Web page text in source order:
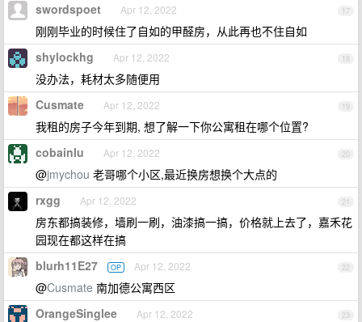
17
swordspoet Apr 12, 2022
刚刚毕业的时候住了自如的甲醛房，从此再也不住自如
18
shylockhg Apr 12, 2022
没办法，耗材太多随便用
19
Cusmate Apr 12, 2022
我租的房子今年到期, 想了解一下你公寓租在哪个位置?
20
cobainlu Apr 12, 2022
@jmychou 老哥哪个小区,最近换房想换个大点的
21
rxgg Apr 12, 2022
房东都搞装修，墙刷一刷，油漆搞一搞，价格就上去了，嘉禾花
园现在都这样在搞
22
blurh11E27 OP Apr 12, 2022
@Cusmate 南加德公寓西区
23
OrangeSinglee Apr 12, 2022